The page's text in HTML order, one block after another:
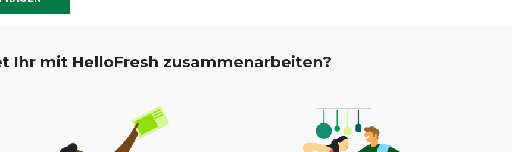
Ihr mit HelloFresh zusammenarbeiten?